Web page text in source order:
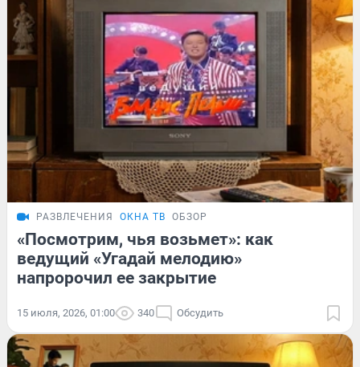
РАЗВЛЕЧЕНИЯ ОКНА ТВ ОБЗОР
«Посмотрим, чья возьмет»: как
ведущий «Угадай мелодию»
напророчил ее закрытие
15 июля, 2026, 01:00 340 Обсудить